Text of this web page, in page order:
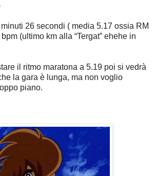
26 secondi ( media 5.17 ossia RM
(ultimo km alla “Tergat” ehehe in
il ritmo maratona a 5.19 poi si vedrà
la gara è lunga, ma non voglio
piano.